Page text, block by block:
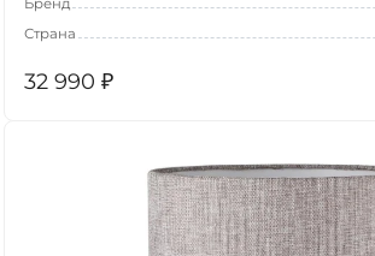
Бренд
Страна
32 990 ₽